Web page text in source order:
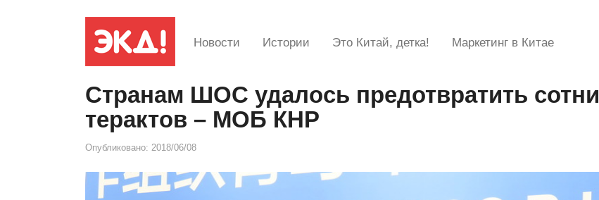
Новости Истории Это Китай, детка! Маркетинг в Китае
Странам ШОС удалось предотвратить сотни
терактов – МОБ КНР
Опубликовано: 2018/06/08